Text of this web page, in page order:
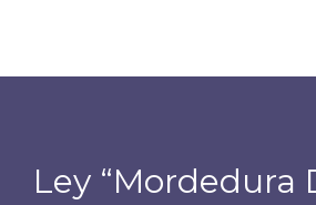
Ley “Mordedura